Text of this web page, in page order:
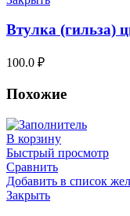
Втулка (гильза)
100.0 ₽
Похожие
В корзину
Быстрый просмотр
Сравнить
Добавить в список
Закрыть